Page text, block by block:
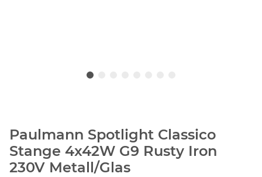
Paulmann Spotlight Classico
Stange 4x42W G9 Rusty Iron
230V Metall/Glas